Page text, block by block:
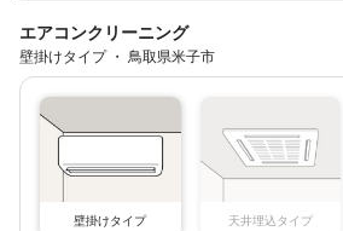
エアコンクリーニング
壁掛けタイプ ・ 鳥取県米子市
壁掛けタイプ 天井埋込タイプ